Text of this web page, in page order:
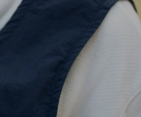
【えるぼし認定(☆☆)】 を受けまし